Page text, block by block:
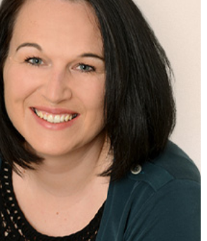
Oberösterreich
Gabriele Koll
E-Mail senden
664 80 666 7847